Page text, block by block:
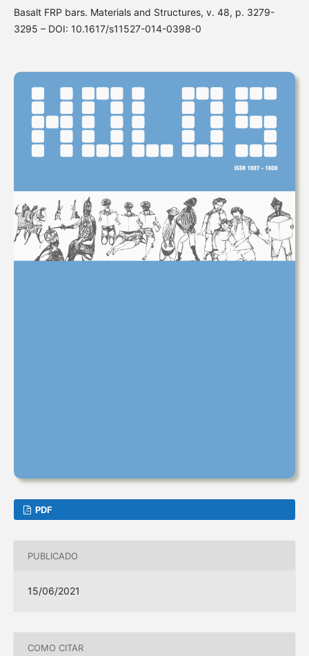
Basalt FRP bars. Materials and Structures, v. 48, p. 3279-
3295 – DOI: 10.1617/s11527-014-0398-0
PDF
PUBLICADO
15/06/2021
COMO CITAR